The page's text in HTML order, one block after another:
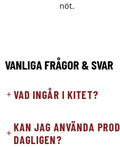
nöt.
VANLIGA FRÅGOR & SVAR
VAD INGÅR I KITET?
KAN JAG ANVÄNDA
DAGLIGEN?